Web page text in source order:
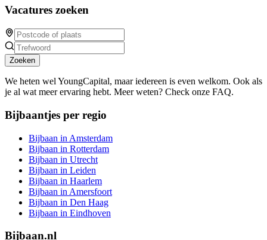
Vacatures zoeken
Zoeken
We heten wel YoungCapital, maar iedereen is even welkom. Ook als
je al wat meer ervaring hebt. Meer weten? Check onze FAQ.
Bijbaantjes per regio
Bijbaan in Amsterdam
Bijbaan in Rotterdam
Bijbaan in Utrecht
Bijbaan in Leiden
Bijbaan in Haarlem
Bijbaan in Amersfoort
Bijbaan in Den Haag
Bijbaan in Eindhoven
Bijbaan.nl